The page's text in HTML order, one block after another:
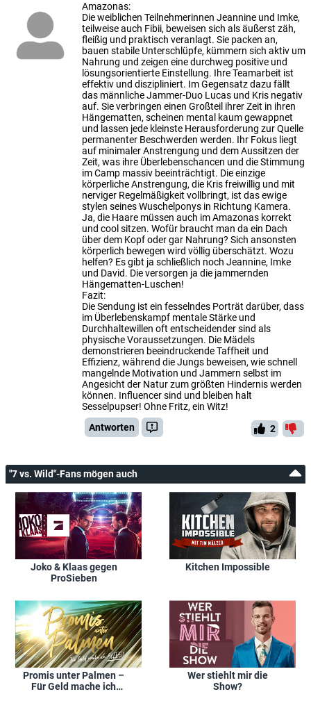
Amazonas:
Die weiblichen Teilnehmerinnen Jeannine und Imke,
teilweise auch Fibii, beweisen sich als äußerst zäh,
fleißig und praktisch veranlagt. Sie packen an,
bauen stabile Unterschlüpfe, kümmern sich aktiv um
Nahrung und zeigen eine durchweg positive und
lösungsorientierte Einstellung. Ihre Teamarbeit ist
effektiv und diszipliniert. Im Gegensatz dazu fällt
das männliche Jammer-Duo Lucas und Kris negativ
auf. Sie verbringen einen Großteil ihrer Zeit in ihren
Hängematten, scheinen mental kaum gewappnet
und lassen jede kleinste Herausforderung zur Quelle
permanenter Beschwerden werden. Ihr Fokus liegt
auf minimaler Anstrengung und dem Aussitzen der
Zeit, was ihre Überlebenschancen und die Stimmung
im Camp massiv beeinträchtigt. Die einzige
körperliche Anstrengung, die Kris freiwillig und mit
nerviger Regelmäßigkeit vollbringt, ist das ewige
stylen seines Wuschelponys in Richtung Kamera.
Ja, die Haare müssen auch im Amazonas korrekt
und cool sitzen. Wofür braucht man da ein Dach
über dem Kopf oder gar Nahrung? Sich ansonsten
körperlich bewegen wird völlig überschätzt. Wozu
helfen? Es gibt ja schließlich noch Jeannine, Imke
und David. Die versorgen ja die jammernden
Hängematten-Luschen!
​Fazit:
​Die Sendung ist ein fesselndes Porträt darüber, dass
im Überlebenskampf mentale Stärke und
Durchhaltewillen oft entscheidender sind als
physische Voraussetzungen. Die Mädels
demonstrieren beeindruckende Taffheit und
Effizienz, während die Jungs beweisen, wie schnell
mangelnde Motivation und Jammern selbst im
Angesicht der Natur zum größten Hindernis werden
können. Influencer sind und bleiben halt
Sesselpupser! Ohne Fritz, ein Witz!
Antworten
2
"7 vs. Wild"-Fans mögen auch
Joko & Klaas gegen
ProSieben
Kitchen Impossible
Promis unter Palmen –
Für Geld mache ich
Wer stiehlt mir die
Show?